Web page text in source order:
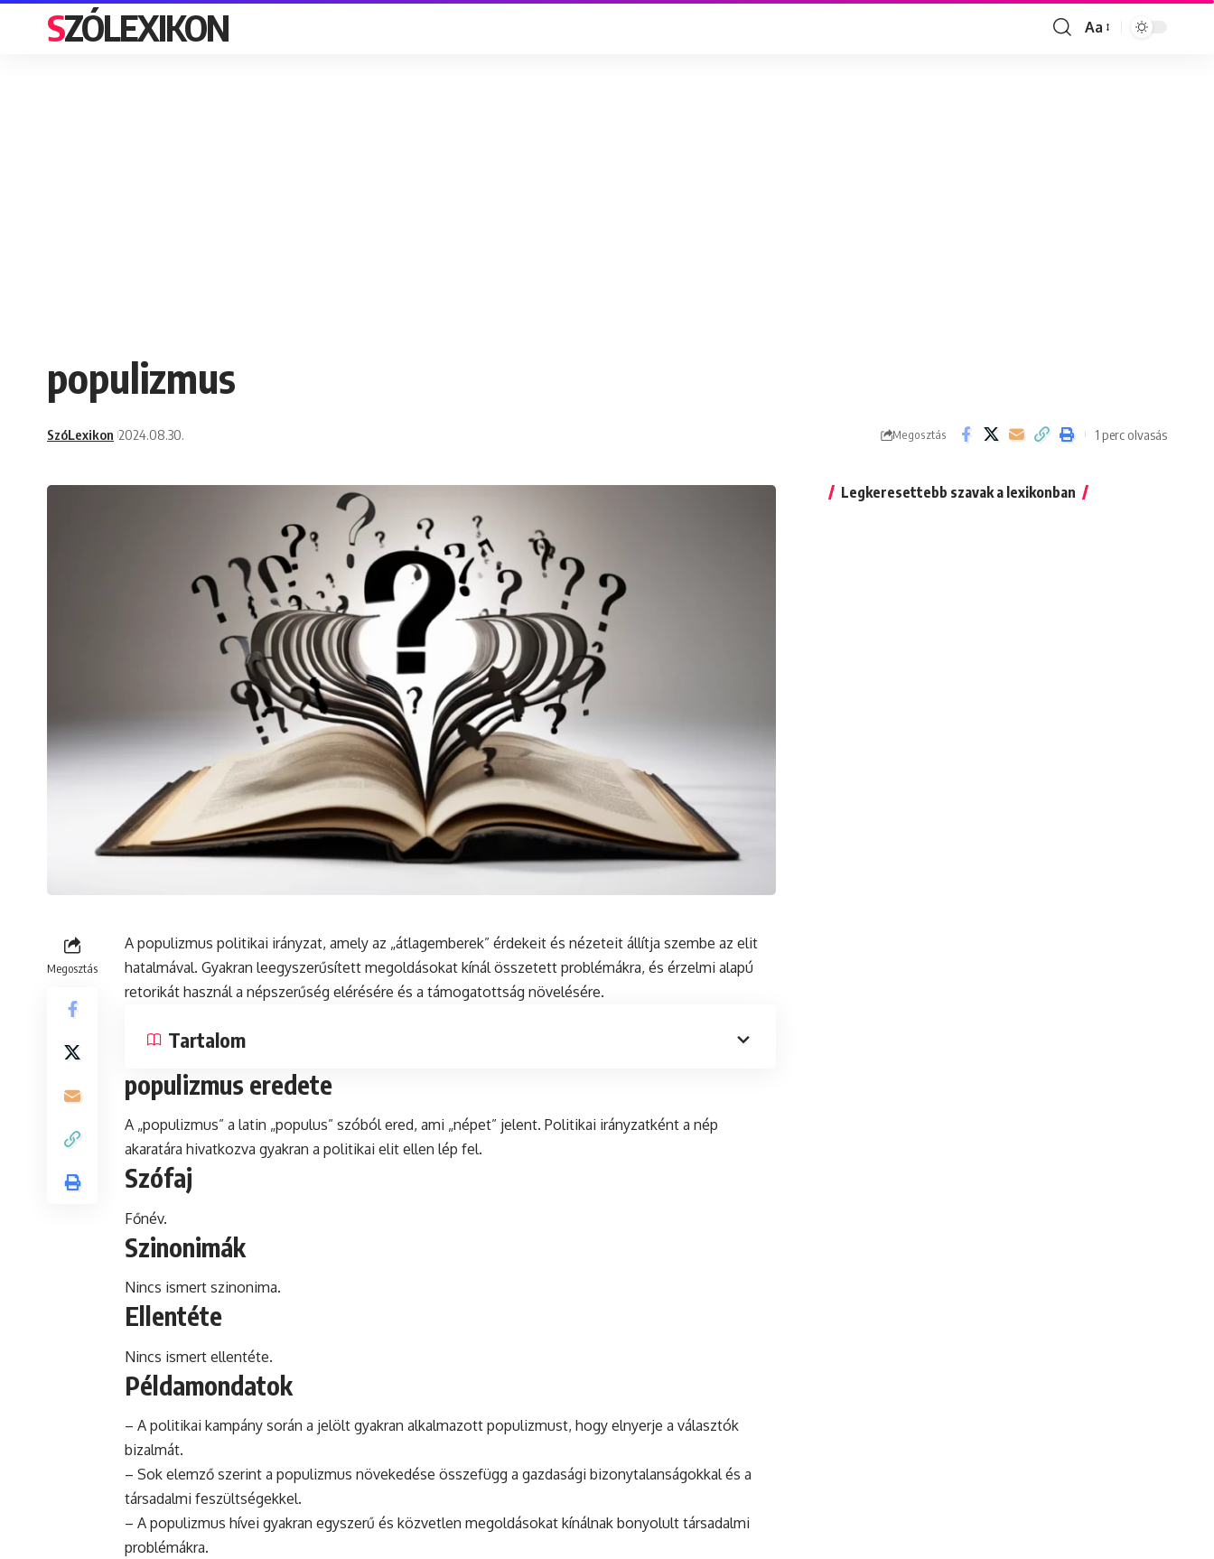
SZÓLEXIKON
Font
Aa
populizmus
SzóLexikon 2024.08.30. Megosztás 1 perc olvasás
Megosztás
A populizmus politikai irányzat, amely az „átlagemberek” érdekeit és nézeteit állítja szembe az elit
hatalmával. Gyakran leegyszerűsített megoldásokat kínál összetett problémákra, és érzelmi alapú
retorikát használ a népszerűség elérésére és a támogatottság növelésére.
Tartalom
populizmus eredete
A „populizmus” a latin „populus” szóból ered, ami „népet” jelent. Politikai irányzatként a nép
akaratára hivatkozva gyakran a politikai elit ellen lép fel.
Szófaj
Főnév.
Szinonimák
Nincs ismert szinonima.
Ellentéte
Nincs ismert ellentéte.
Példamondatok
– A politikai kampány során a jelölt gyakran alkalmazott populizmust, hogy elnyerje a választók
bizalmát.
– Sok elemző szerint a populizmus növekedése összefügg a gazdasági bizonytalanságokkal és a
társadalmi feszültségekkel.
– A populizmus hívei gyakran egyszerű és közvetlen megoldásokat kínálnak bonyolult társadalmi
problémákra.
Legkeresettebb szavak a lexikonban